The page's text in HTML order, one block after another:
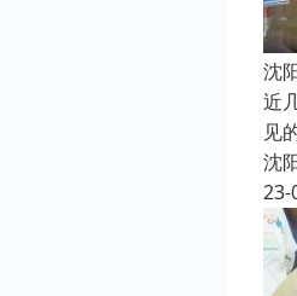
沈
近
见
沈
23-